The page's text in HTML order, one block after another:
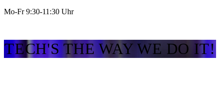
Mo-Fr 9:30-11:30 Uhr
TECH'S THE WAY WE DO IT!